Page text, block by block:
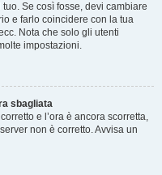
Se così fosse, devi cambiare
e farlo coincidere con la tua
Nota che solo gli utenti
impostazioni.
sbagliata
e l’ora è ancora scorretta,
non è corretto. Avvisa un